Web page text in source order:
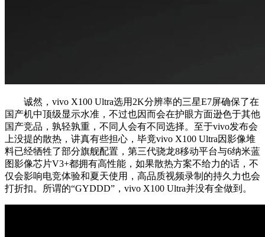
诚然，vivo X100 Ultra选用2K分辨率的三星E7屏确保了在
国产机中顶级显示水准，不过也因而会在护眼方面逊色于其他
国产竞品，孰轻孰重，不同人会有不同选择。至于vivo发布会
上没提的散热，讲真有些担心，毕竟vivo X100 Ultra因影像堆
料已经牺牲了部分旗舰配置，第三代骁龙8移动平台与6纳米蓝
图影像芯片V3+都拥有高性能，如果散热方案不给力的话，不
仅会影响电竞体验和夏天使用，高品质视频录制的持久力也会
打折扣。所谓的“GYDDD”，vivo X100 Ultra并没有全做到。